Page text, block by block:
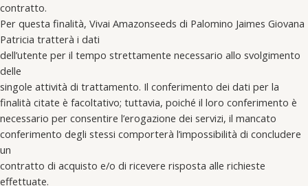
contratto.
Per questa finalità, Vivai Amazonseeds di Palomino Jaimes Giovana
Patricia tratterà i dati
dell’utente per il tempo strettamente necessario allo svolgimento
delle
singole attività di trattamento. Il conferimento dei dati per la
finalità citate è facoltativo; tuttavia, poiché il loro conferimento è
necessario per consentire l’erogazione dei servizi, il mancato
conferimento degli stessi comporterà l’impossibilità di concludere
un
contratto di acquisto e/o di ricevere risposta alle richieste
effettuate.